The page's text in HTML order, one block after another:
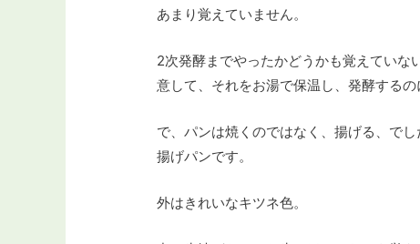
あまり覚えていません。
2次発酵までやったかどうかも覚えていな
意して、それをお湯で保温し、発酵する
で、パンは焼くのではなく、揚げる、でし
揚げパンです。
外はきれいなキツネ色。